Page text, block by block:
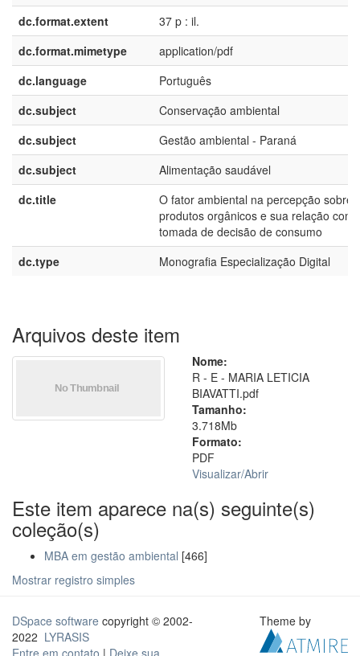
dc.format.extent
37 p : il.
dc.format.mimetype
application/pdf
dc.language
Português
dc.subject
Conservação ambiental
dc.subject
Gestão ambiental - Paraná
dc.subject
Alimentação saudável
dc.title
O fator ambiental na percepção sobre
produtos orgânicos e sua relação com
tomada de decisão de consumo
dc.type
Monografia Especialização Digital
Arquivos deste item
Nome:
R - E - MARIA LETICIA
BIAVATTI.pdf
Tamanho:
3.718Mb
Formato:
PDF
Visualizar/Abrir
Este item aparece na(s) seguinte(s)
coleção(s)
MBA em gestão ambiental [466]
Mostrar registro simples
DSpace software copyright © 2002-
2022 LYRASIS
Entre em contato | Deixe sua
Theme by